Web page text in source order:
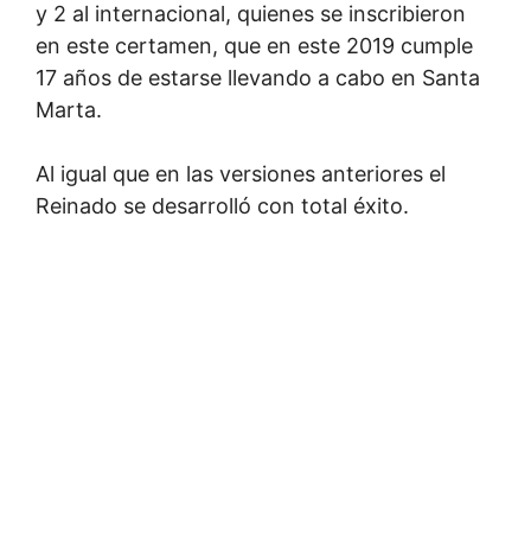
y 2 al internacional, quienes se inscribieron
en este certamen, que en este 2019 cumple
17 años de estarse llevando a cabo en Santa
Marta.
Al igual que en las versiones anteriores el
Reinado se desarrolló con total éxito.